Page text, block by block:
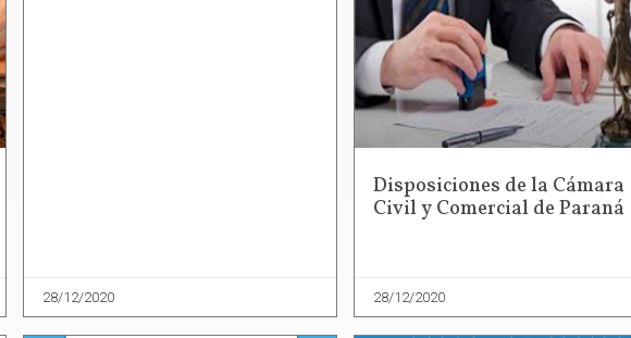
28/12/2020
Disposiciones de la Cámara
Civil y Comercial de Paraná
28/12/2020